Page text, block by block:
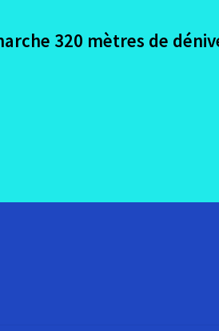
320 mètres de